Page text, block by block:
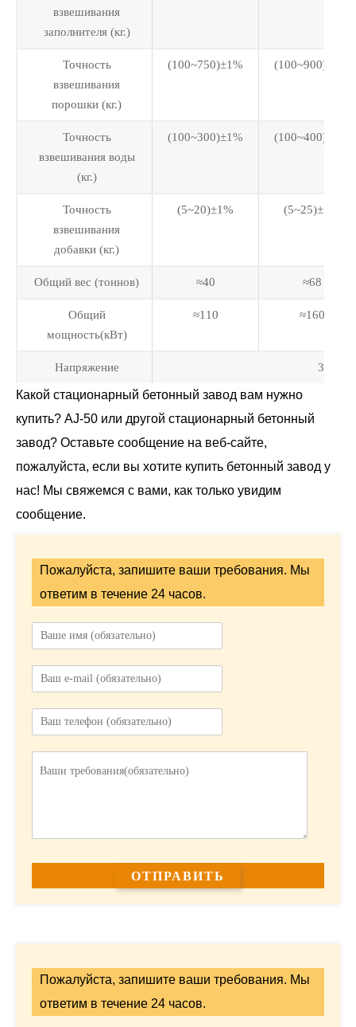
взвешивания
заполнителя (кг.)
Точность
взвешивания
порошки (кг.)
(100~750)±1% (100~900)±1%
Точность
взвешивания воды
(кг.)
(100~300)±1% (100~400)±1%
Точность
взвешивания
добавки (кг.)
(5~20)±1% (5~25)±1%
Общий вес (тоннов) ≈40 ≈68
Общий
мощность(кВт)
≈110 ≈160
Напряжение 380V/
Какой стационарный бетонный завод вам нужно
купить? AJ-50 или другой стационарный бетонный
завод? Оставьте сообщение на веб-сайте,
пожалуйста, если вы хотите купить бетонный завод у
нас! Мы свяжемся с вами, как только увидим
сообщение.
Пожалуйста, запишите ваши требования. Мы
ответим в течение 24 часов.
Пожалуйста, запишите ваши требования. Мы
ответим в течение 24 часов.